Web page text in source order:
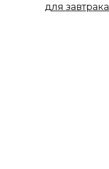
для завтрака